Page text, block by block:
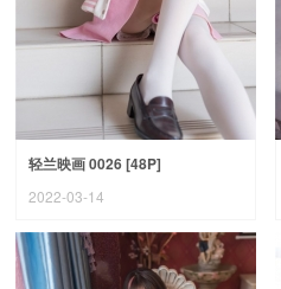
轻兰映画 0026 [48P]
2022-03-14